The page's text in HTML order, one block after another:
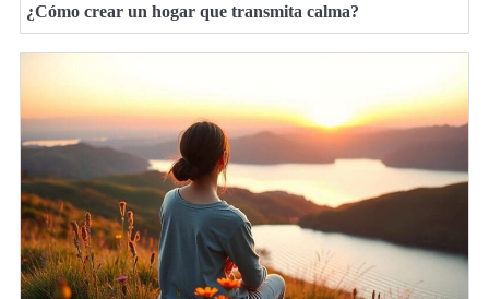
¿Cómo crear un hogar que transmita calma?